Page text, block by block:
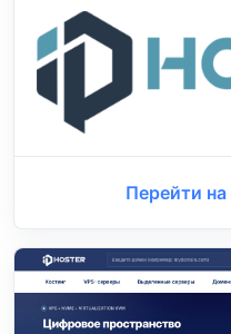
Перейти на